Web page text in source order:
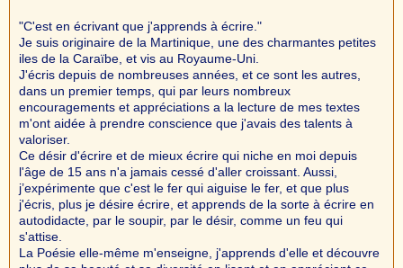
"C'est en écrivant que j'apprends à écrire."
Je suis originaire de la Martinique, une des charmantes petites
iles de la Caraïbe, et vis au Royaume-Uni.
J'écris depuis de nombreuses années, et ce sont les autres,
dans un premier temps, qui par leurs nombreux
encouragements et appréciations a la lecture de mes textes
m'ont aidée à prendre conscience que j'avais des talents à
valoriser.
Ce désir d'écrire et de mieux écrire qui niche en moi depuis
l'âge de 15 ans n'a jamais cessé d'aller croissant. Aussi,
j’expérimente que c'est le fer qui aiguise le fer, et que plus
j'écris, plus je désire écrire, et apprends de la sorte à écrire en
autodidacte, par le soupir, par le désir, comme un feu qui
s'attise.
La Poésie elle-même m'enseigne, j'apprends d'elle et découvre